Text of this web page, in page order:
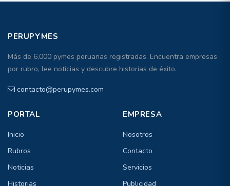
PERUPYMES
Más de 6,000 pymes peruanas registradas. Encuentra empresas
por rubro, lee noticias y descubre historias de éxito.
contacto@perupymes.com
PORTAL
Inicio
Rubros
Noticias
Historias
EMPRESA
Nosotros
Contacto
Servicios
Publicidad